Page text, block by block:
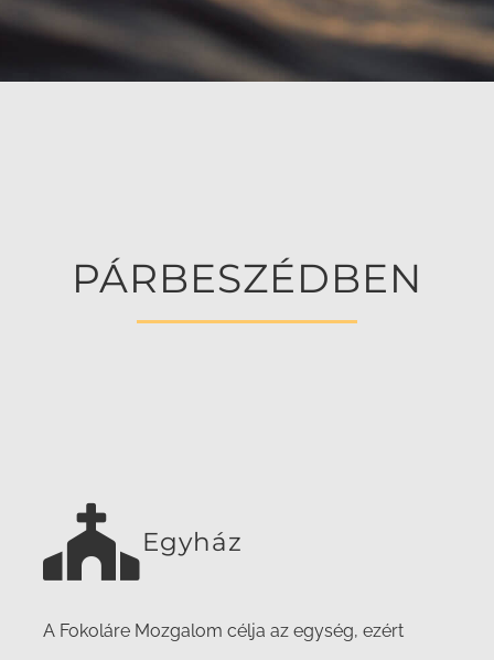
PÁRBESZÉDBEN
Egyház
A Fokoláre Mozgalom célja az egység, ezért